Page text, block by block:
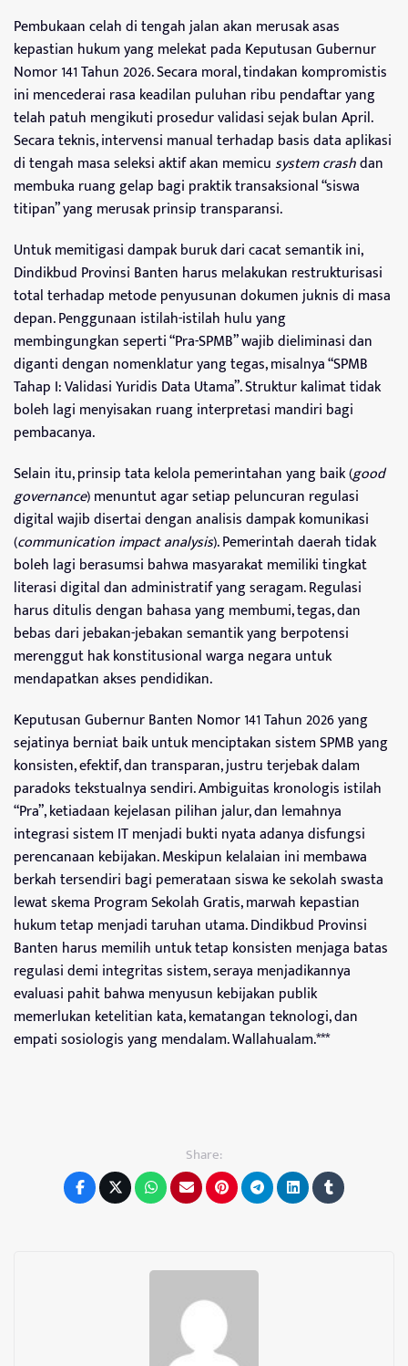
Pembukaan celah di tengah jalan akan merusak asas
kepastian hukum yang melekat pada Keputusan Gubernur
Nomor 141 Tahun 2026. Secara moral, tindakan kompromistis
ini mencederai rasa keadilan puluhan ribu pendaftar yang
telah patuh mengikuti prosedur validasi sejak bulan April.
Secara teknis, intervensi manual terhadap basis data aplikasi
di tengah masa seleksi aktif akan memicusystem crashdan
membuka ruang gelap bagi praktik transaksional “siswa
titipan” yang merusak prinsip transparansi.
Untuk memitigasi dampak buruk dari cacat semantik ini,
Dindikbud Provinsi Banten harus melakukan restrukturisasi
total terhadap metode penyusunan dokumen juknis di masa
depan. Penggunaan istilah-istilah hulu yang
membingungkan seperti “Pra-SPMB” wajib dieliminasi dan
diganti dengan nomenklatur yang tegas, misalnya “SPMB
Tahap I: Validasi Yuridis Data Utama”. Struktur kalimat tidak
boleh lagi menyisakan ruang interpretasi mandiri bagi
pembacanya.
Selain itu, prinsip tata kelola pemerintahan yang baik (good
governance) menuntut agar setiap peluncuran regulasi
digital wajib disertai dengan analisis dampak komunikasi
(communication impact analysis). Pemerintah daerah tidak
boleh lagi berasumsi bahwa masyarakat memiliki tingkat
literasi digital dan administratif yang seragam. Regulasi
harus ditulis dengan bahasa yang membumi, tegas, dan
bebas dari jebakan-jebakan semantik yang berpotensi
merenggut hak konstitusional warga negara untuk
mendapatkan akses pendidikan.
Keputusan Gubernur Banten Nomor 141 Tahun 2026 yang
sejatinya berniat baik untuk menciptakan sistem SPMB yang
konsisten, efektif, dan transparan, justru terjebak dalam
paradoks tekstualnya sendiri. Ambiguitas kronologis istilah
“Pra”, ketiadaan kejelasan pilihan jalur, dan lemahnya
integrasi sistem IT menjadi bukti nyata adanya disfungsi
perencanaan kebijakan. Meskipun kelalaian ini membawa
berkah tersendiri bagi pemerataan siswa ke sekolah swasta
lewat skema Program Sekolah Gratis, marwah kepastian
hukum tetap menjadi taruhan utama. Dindikbud Provinsi
Banten harus memilih untuk tetap konsisten menjaga batas
regulasi demi integritas sistem, seraya menjadikannya
evaluasi pahit bahwa menyusun kebijakan publik
memerlukan ketelitian kata, kematangan teknologi, dan
empati sosiologis yang mendalam. Wallahualam.***
Share: